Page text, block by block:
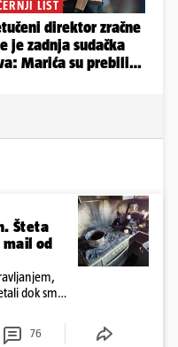
Šteta
od
dok smo
76